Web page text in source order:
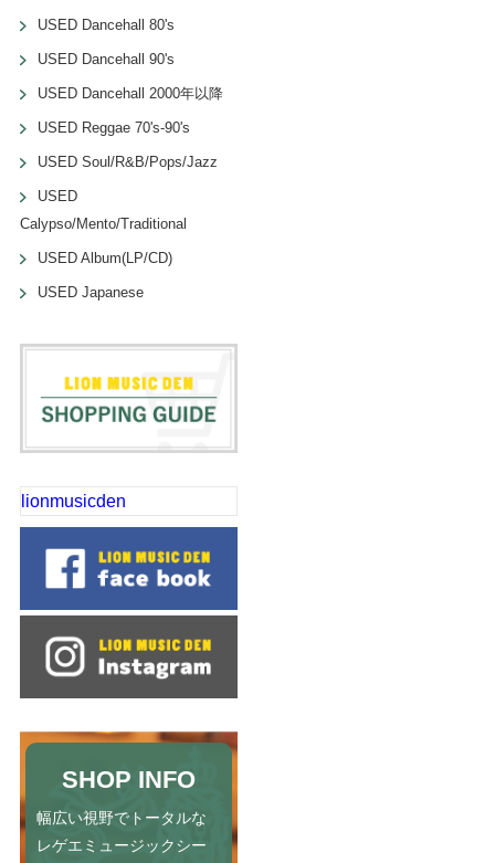
USED Dancehall 80's
USED Dancehall 90's
USED Dancehall 2000年以降
USED Reggae 70's-90's
USED Soul/R&B/Pops/Jazz
USED
Calypso/Mento/Traditional
USED Album(LP/CD)
USED Japanese
lionmusicden
SHOP INFO
幅広い視野でトータルな
レゲエミュージックシー